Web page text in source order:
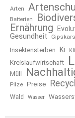
Arten
Batterien
Ernährung
Gesundheit
Insektensterben Ki
Kreislaufwirtschaft
Müll
Pilze Preise
Wald
Wasser